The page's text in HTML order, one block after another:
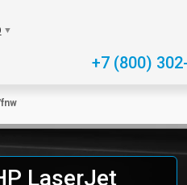
▼
+7 (800)
LaserJet